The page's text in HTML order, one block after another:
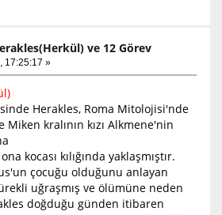
ve 12 Görev
17:25:17 »
Herakles, Roma Mitolojisi'nde
Miken kralının kızı Alkmene'nin
kocası kılığında yaklaşmıştır.
çocuğu olduğunu anlayan
uğraşmış ve ölümüne neden
doğduğu günden itibaren